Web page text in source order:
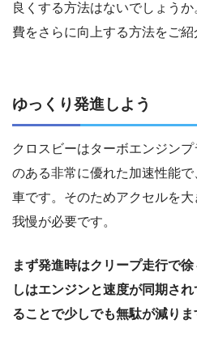
良くする方法はないでしょう
費をさらに向上する方法をご紹
ゆっくり発進しよう
クロスビーはターボエンジン
のある非常に優れた加速性能
車です。そのためアクセルを
我慢が必要です。
まず発進時はクリープ走行で
しはエンジンと速度が同期さ
ることで少しでも無駄が減りま